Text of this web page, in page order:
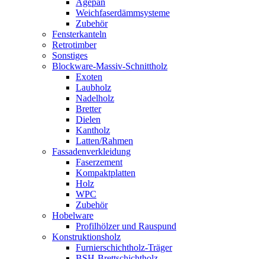
Weichfaserdämmsysteme
Zubehör
Fensterkanteln
Retrotimber
Sonstiges
Blockware-Massiv-Schnittholz
Exoten
Laubholz
Nadelholz
Bretter
Dielen
Kantholz
Latten/Rahmen
Fassadenverkleidung
Faserzement
Kompaktplatten
Holz
WPC
Zubehör
Hobelware
Profilhölzer und Rauspund
Konstruktionsholz
Furnierschichtholz-Träger